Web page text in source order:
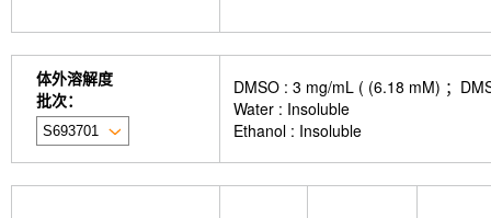
体外溶解度
批次：
DMSO : 3 mg/mL ( (6.18 mM) ；
Water : Insoluble
Ethanol : Insoluble